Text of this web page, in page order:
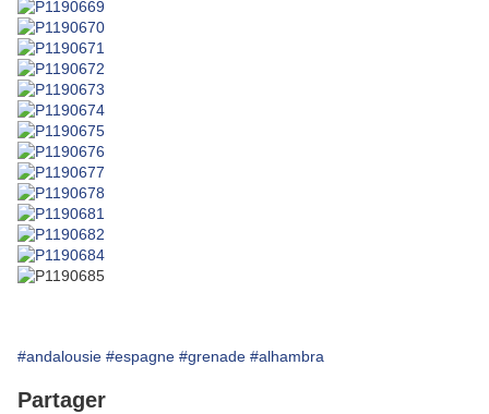
#andalousie #espagne #grenade #alhambra
Partager